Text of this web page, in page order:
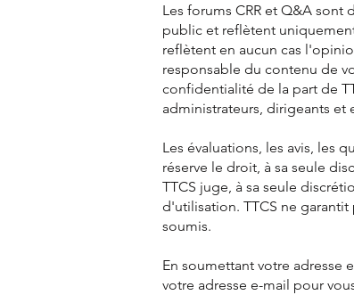
Les forums CRR et Q&A sont
public et reflètent
reflètent en aucun cas
responsable du contenu de
confidentialité de la part de
administrateurs, dirigeants et
Les évaluations, les avis, les
réserve le droit, à sa seule
TTCS juge, à sa seule
d'utilisation. TTCS ne
soumis.
En soumettant votre adresse
votre adresse e-mail pour